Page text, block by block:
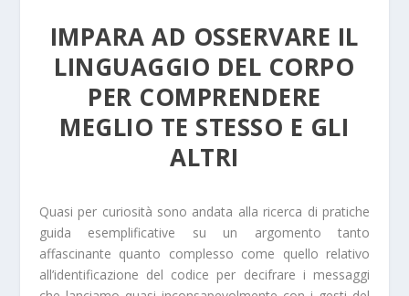
IMPARA AD OSSERVARE IL
LINGUAGGIO DEL CORPO
PER COMPRENDERE
MEGLIO TE STESSO E GLI
ALTRI
Quasi per curiosità sono andata alla ricerca di pratiche
guida esemplificative su un argomento tanto
affascinante quanto complesso come quello relativo
all’identificazione del codice per decifrare i messaggi